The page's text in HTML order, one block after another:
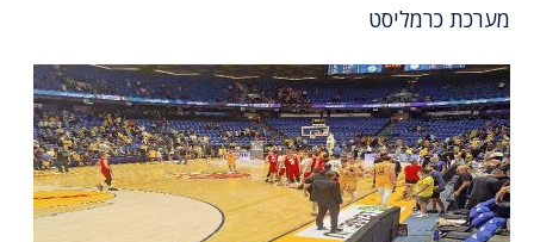
מערכת כרמליסט